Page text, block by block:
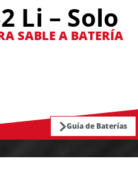
Li – Solo
SABLE A BATERÍA
Guía de Baterías